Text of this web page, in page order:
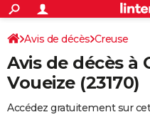
ACTUALITÉS
Politique
Société
Faits Divers
Education
Monde
Villes
+
SPORT
Coupe du monde 2026
Football
Tennis
Cyclisme
Rugby
Forum
FINANCE
Avis de décès Creuse
Avis de décès à
Voueize (23170)
Accédez gratuitement sur